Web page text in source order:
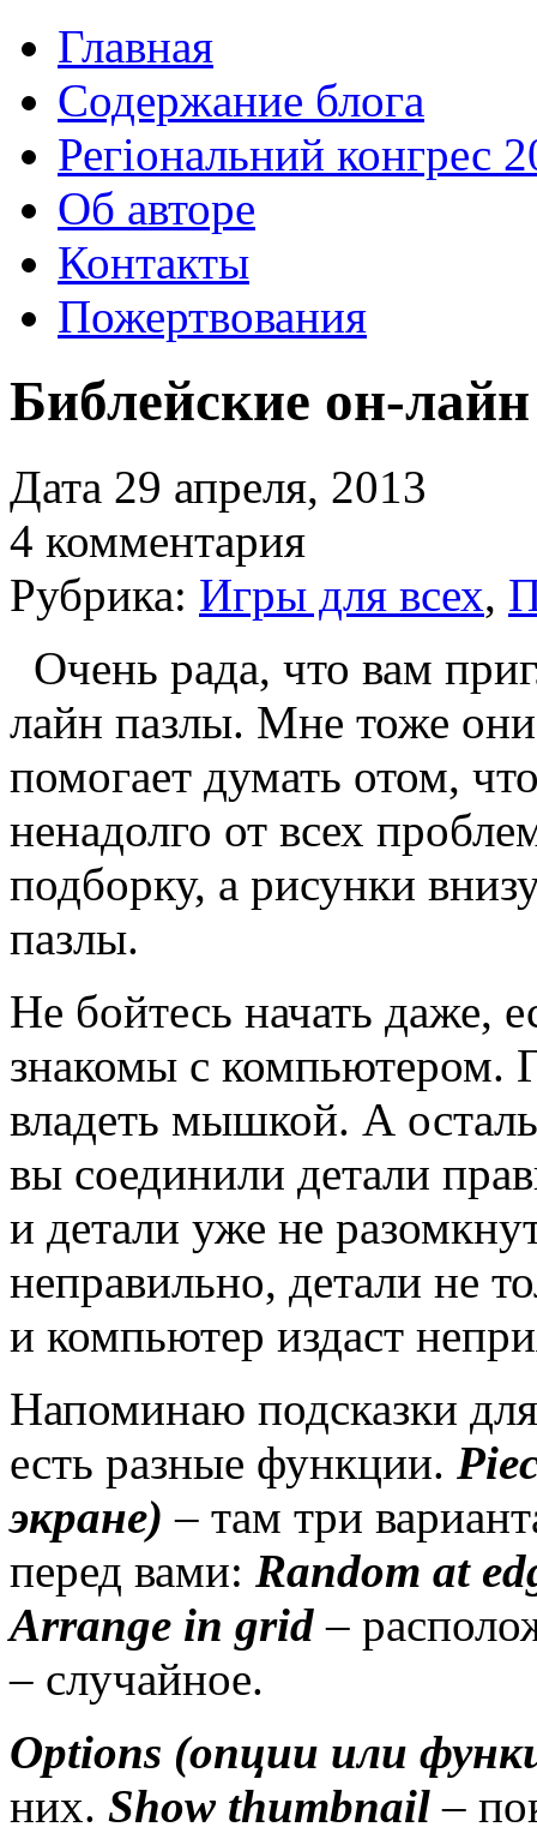
Главная
Содержание блога
Регіональний конгрес
Об авторе
Контакты
Пожертвования
Библейские он-
Дата 29 апреля, 2013
4 комментария
Рубрика: Игры для всех,
Очень рада, что вам
лайн пазлы. Мне тоже
помогает думать отом,
ненадолго от всех
подборку, а рисунки
пазлы.
Не бойтесь начать даже,
знакомы с компьютером.
владеть мышкой. А
вы соединили детали
и детали уже не
неправильно, детали не
и компьютер издаст
Напоминаю подсказки
есть разные функции.
экране) – там три
перед вами: Random at
Arrange in grid –
– случайное.
Options (опции или
них. Show thumbnail –